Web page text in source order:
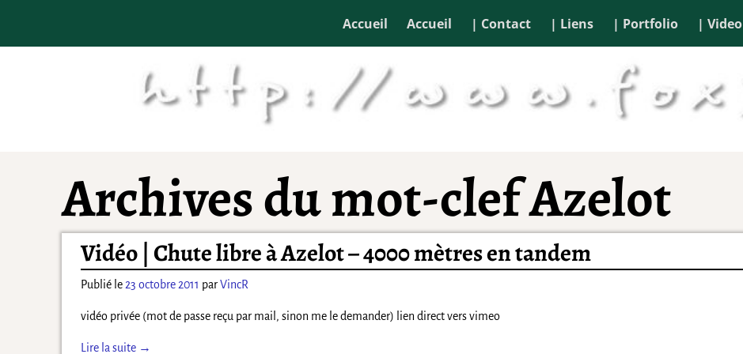
Accueil Accueil | Contact | Liens | Portfolio | Video
Archives du mot-clefAzelot
Vidéo | Chute libre à Azelot – 4000 mètres en tandem
Publié le 23 octobre 2011 parVincR
vidéo privée (mot de passe reçu par mail, sinon me le demander) lien direct vers vimeo
Lire la suite →